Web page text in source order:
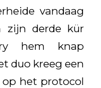
vandaag
zijn derde kür
hem knap
duo kreeg een
het protocol